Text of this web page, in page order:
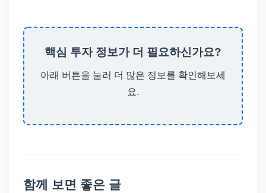
핵심 투자 정보가 더 필요하신가요?
아래 버튼을 눌러 더 많은 정보를 확인해보세
요.
함께 보면 좋은 글